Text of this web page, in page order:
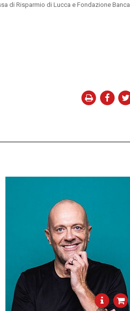
di Risparmio di Lucca e Fondazione Banca